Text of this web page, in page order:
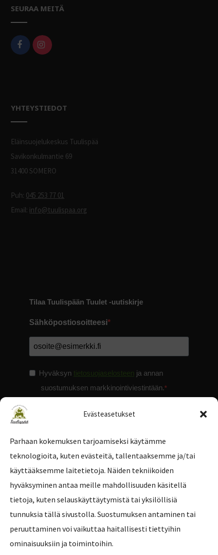
Evästeasetukset
Parhaan kokemuksen tarjoamiseksi käytämme
teknologioita, kuten evästeitä, tallentaaksemme ja/tai
käyttääksemme laitetietoja. Näiden tekniikoiden
hyväksyminen antaa meille mahdollisuuden käsitellä
tietoja, kuten selauskäyttäytymistä tai yksilöllisiä
tunnuksia tällä sivustolla. Suostumuksen antaminen tai
peruuttaminen voi vaikuttaa haitallisesti tiettyihin
ominaisuuksiin ja toimintoihin.
SEURAA MEITÄ
YHTEYSTIEDOT
Eläinsuojelukeskus Tuulispää
Savikonkulmantie 69
31400 SOMERO
Puh: 045 253 77 01
Email: info@tuulispaa.org
Tilaa Tuulispään Tuulet -uutiskirje
Sähköpostiosoitteesi
Hyväksyn tietosuojaselosteen ja annan
suostumuksen markkinointiviestintään.
Tilaa uutiskirje